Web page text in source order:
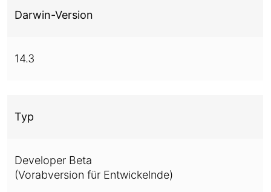
Darwin-Version
14.3
Typ
Developer Beta
(Vorabversion für Entwickelnde)